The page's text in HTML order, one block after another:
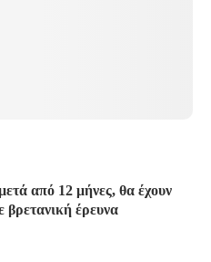
από 12 μήνες, θα έχουν
έρευνα